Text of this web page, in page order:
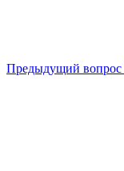
Предыдущий вопрос